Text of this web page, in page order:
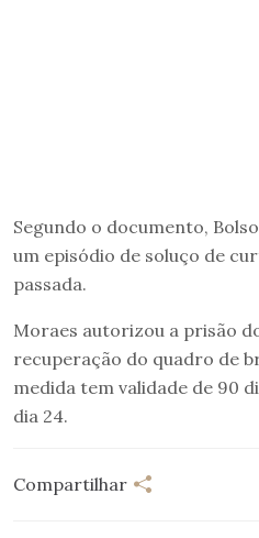
Segundo o documento,
um episódio de soluço de
passada.
Moraes autorizou a prisão
recuperação do quadro de
medida tem validade de 90
dia 24.
Compartilhar